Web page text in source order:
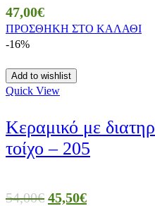
47,00€
ΠΡΟΣΘΗΚΗ ΣΤΟ ΚΑΛΑΘΙ
-16%
Add to wishlist
Quick View
Κεραμικό με
τοίχο – 205
54,00€ 45,50€